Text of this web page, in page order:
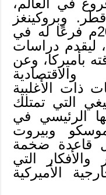
وبروكينغز
الذي افتتح في عام 2008م فرعًا له في
ليقدم دراسات
بأميركا، وعن
ذات الأغلبية
التي تمتلك
الرئيسي في
وبيروت
قاعدة ضخمة
والأفكار التي
الأميركية